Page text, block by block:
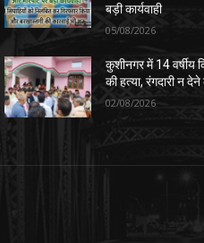
बड़ी कार्यवाही
05/08/2026
कुशीनगर में 14 वर्षीय
की हत्या, रंगदारी न
02/08/2026